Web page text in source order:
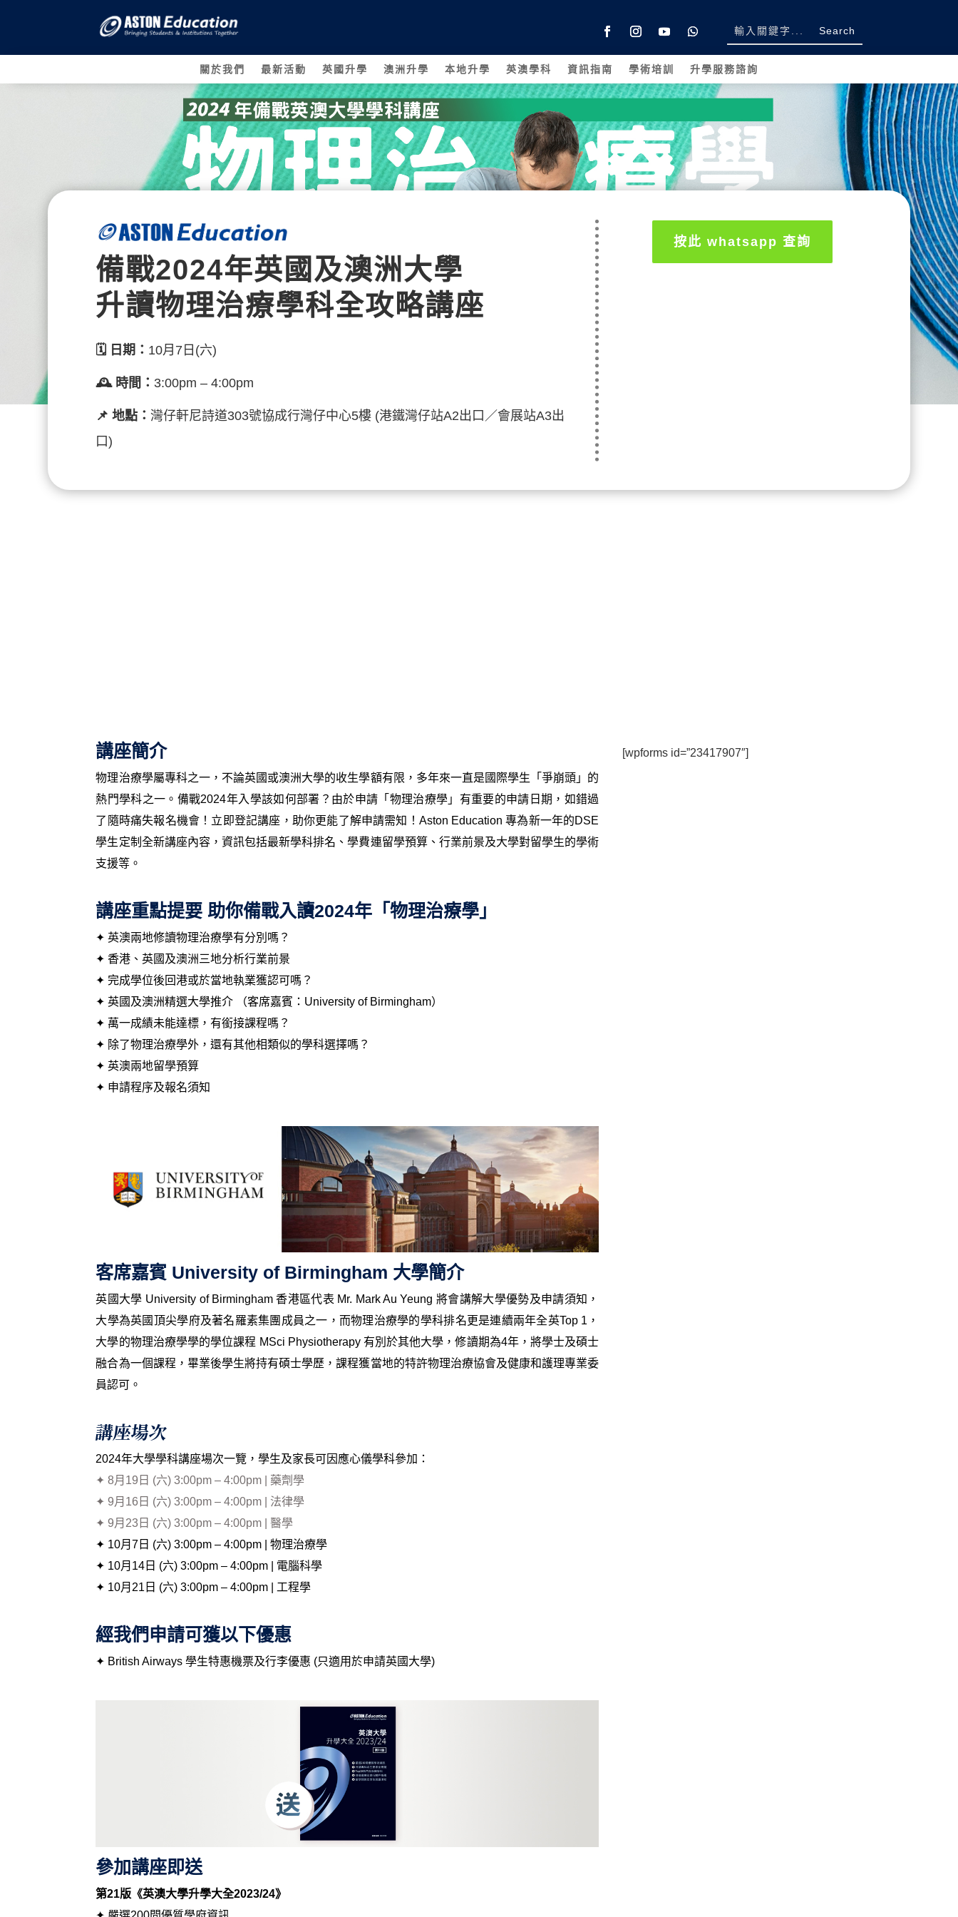
關於我們 最新活動 英國升學 澳洲升學 本地升學 英澳學科 資訊指南 學術培訓 升學服務諮詢
備戰2024年英國及澳洲大學
升讀物理治療學科全攻略講座
🗓️ 日期： 10月7日(六)
🕰️ 時間： 3:00pm – 4:00pm
📌 地點：灣仔軒尼詩道303號協成行灣仔中心5樓 (港鐵灣仔站A2出口／會展站A3出
口)
按此 whatsapp 查詢
講座簡介
物理治療學屬專科之一，不論英國或澳洲大學的收生學額有限，多年來一直是國際學生「爭崩頭」的
熱門學科之一。備戰2024年入學該如何部署？由於申請「物理治療學」有重要的申請日期，如錯過
了隨時痛失報名機會！立即登記講座，助你更能了解申請需知！Aston Education 專為新一年的DSE
學生定制全新講座內容，資訊包括最新學科排名、學費連留學預算、行業前景及大學對留學生的學術
支援等。
講座重點提要 助你備戰入讀2024年「物理治療學」
✦ 英澳兩地修讀物理治療學有分別嗎？
✦ 香港、英國及澳洲三地分析行業前景
✦ 完成學位後回港或於當地執業獲認可嗎？
✦ 英國及澳洲精選大學推介 （客席嘉賓：University of Birmingham）
✦ 萬一成績未能達標，有銜接課程嗎？
✦ 除了物理治療學外，還有其他相類似的學科選擇嗎？
✦ 英澳兩地留學預算
✦ 申請程序及報名須知
客席嘉賓 University of Birmingham 大學簡介
英國大學 University of Birmingham 香港區代表 Mr. Mark Au Yeung 將會講解大學優勢及申請須知，
大學為英國頂尖學府及著名羅素集團成員之一，而物理治療學的學科排名更是連續兩年全英Top 1，
大學的物理治療學學的學位課程 MSci Physiotherapy 有別於其他大學，修讀期為4年，將學士及碩士
融合為一個課程，畢業後學生將持有碩士學歷，課程獲當地的特許物理治療協會及健康和護理專業委
員認可。
講座場次
2024年大學學科講座場次一覽，學生及家長可因應心儀學科參加：
✦ 8月19日 (六) 3:00pm – 4:00pm | 藥劑學
✦ 9月16日 (六) 3:00pm – 4:00pm | 法律學
✦ 9月23日 (六) 3:00pm – 4:00pm | 醫學
✦ 10月7日 (六) 3:00pm – 4:00pm | 物理治療學
✦ 10月14日 (六) 3:00pm – 4:00pm | 電腦科學
✦ 10月21日 (六) 3:00pm – 4:00pm | 工程學
經我們申請可獲以下優惠
✦ British Airways 學生特惠機票及行李優惠 (只適用於申請英國大學)
參加講座即送
第21版《英澳大學升學大全2023/24》
[wpforms id=”23417907″]